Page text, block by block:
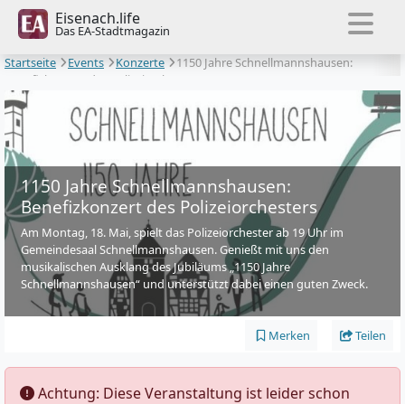
Eisenach.life
Das EA-Stadtmagazin
Startseite
Events Konzerte
1150 Jahre Schnellmannshausen:
Benefizkonzert des Polizeiorchesters
1150 Jahre Schnellmannshausen:
Benefizkonzert des Polizeiorchesters
Am Montag, 18. Mai, spielt das Polizeiorchester ab 19 Uhr im
Gemeindesaal Schnellmannshausen. Genießt mit uns den
musikalischen Ausklang des Jubiläums „1150 Jahre
Schnellmannshausen“ und unterstützt dabei einen guten Zweck.
Merken Teilen
️ Achtung: Diese Veranstaltung ist leider schon